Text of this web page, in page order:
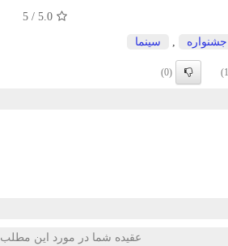
5.0
/
5
جشنواره سینما
(0)
عقیده شما در مورد این مطلب